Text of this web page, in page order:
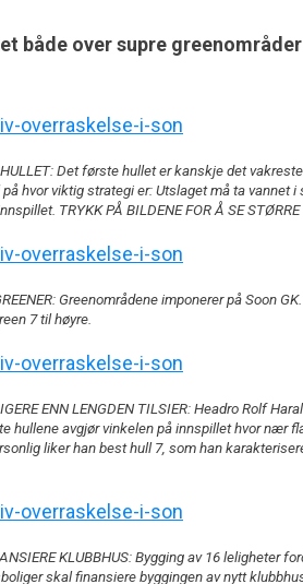
både over supre
Det første hullet er kanskje det
hvor viktig strategi er: Utslaget må ta vannet
TRYKK PÅ BILDENE FOR Å SE STØRRE
Greenområdene imponerer på Soon
7 til høyre.
ENN LENGDEN TILSIER: Headro Rolf
hullene avgjør vinkelen på innspillet hvor nær
liker han best hull 7, som han
KLUBBHUS: Bygging av 16 leligheter
skal finansiere byggingen av nytt